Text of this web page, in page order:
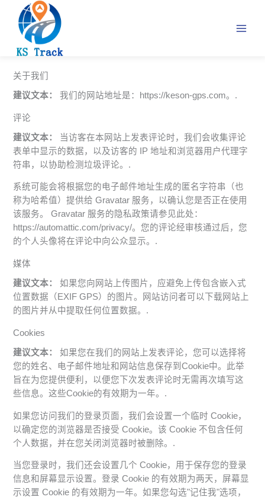
关于我们
建议文本：我们的网站地址是：https://keson-gps.com。.
评论
建议文本： 当访客在本网站上发表评论时，我们会收集评论
表单中显示的数据，以及访客的 IP 地址和浏览器用户代理字
符串，以协助检测垃圾评论。.
系统可能会将根据您的电子邮件地址生成的匿名字符串（也
称为哈希值）提供给 Gravatar 服务，以确认您是否正在使用
该服务。 Gravatar 服务的隐私政策请参见此处：
https://automattic.com/privacy/。您的评论经审核通过后，您
的个人头像将在评论中向公众显示。.
媒体
建议文本：如果您向网站上传图片，应避免上传包含嵌入式
位置数据（EXIF GPS）的图片。网站访问者可以下载网站上
的图片并从中提取任何位置数据。.
Cookies
建议文本：如果您在我们的网站上发表评论，您可以选择将
您的姓名、电子邮件地址和网站信息保存到Cookie中。此举
旨在为您提供便利，以便您下次发表评论时无需再次填写这
些信息。这些Cookie的有效期为一年。.
如果您访问我们的登录页面，我们会设置一个临时 Cookie，
以确定您的浏览器是否接受 Cookie。该 Cookie 不包含任何
个人数据，并在您关闭浏览器时被删除。.
当您登录时，我们还会设置几个 Cookie，用于保存您的登录
信息和屏幕显示设置。登录 Cookie 的有效期为两天，屏幕显
示设置 Cookie 的有效期为一年。如果您勾选"记住我"选项，